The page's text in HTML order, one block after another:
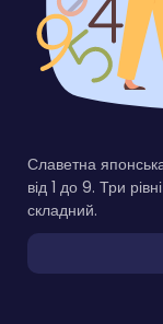
Славетна
від 1 до 9. Три
складний.